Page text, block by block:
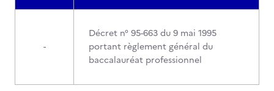
-
Décret n° 95-663 du 9 mai 1995
portant règlement général du
baccalauréat professionnel